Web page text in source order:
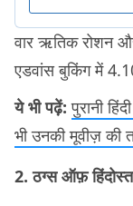
वार ऋतिक रोशन
एडवांस बुकिंग में
ये भी पढ़ें: पुरानी
भी उनकी मूवीज़ की
2. ठग्स ऑफ़